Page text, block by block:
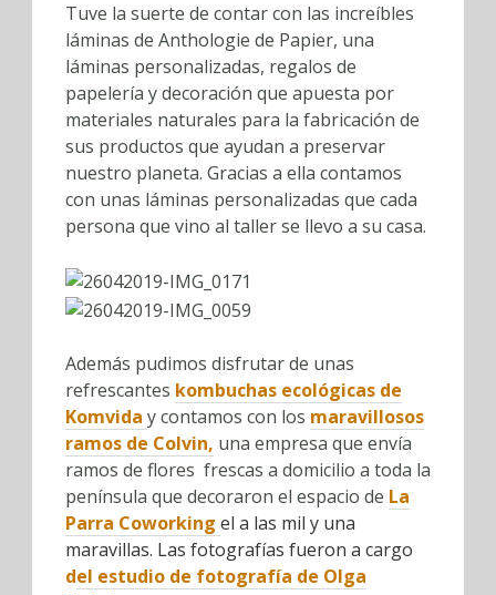
Tuve la suerte de contar con las increíbles
láminas de Anthologie de Papier, una
láminas personalizadas, regalos de
papelería y decoración que apuesta por
materiales naturales para la fabricación de
sus productos que ayudan a preservar
nuestro planeta. Gracias a ella contamos
con unas láminas personalizadas que cada
persona que vino al taller se llevo a su casa.
Además pudimos disfrutar de unas
refrescantes kombuchas ecológicas de
Komvida y contamos con los maravillosos
ramos de Colvin, una empresa que envía
ramos de flores frescas a domicilio a toda la
península que decoraron el espacio de La
Parra Coworking el a las mil y una
maravillas. Las fotografías fueron a cargo
del estudio de fotografía de Olga